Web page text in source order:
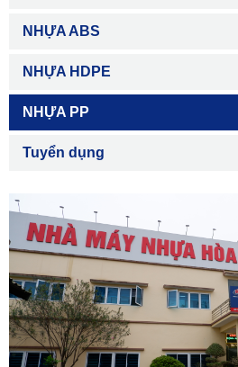
NHỰA ABS
NHỰA HDPE
NHỰA PP
Tuyển dụng